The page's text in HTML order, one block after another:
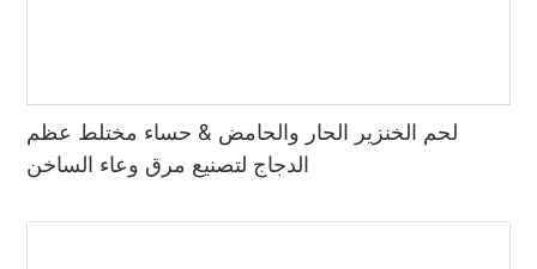
لحم الخنزير الحار والحامض & حساء مختلط عظم
الدجاج لتصنيع مرق وعاء الساخن